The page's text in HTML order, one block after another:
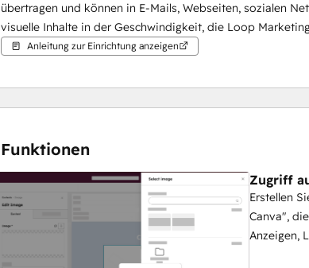
übertragen und können in E-Mails, Webseiten, sozialen
visuelle Inhalte in der Geschwindigkeit, die Loop
Anleitung zur Einrichtung anzeigen
Funktionen
Zugriff
Erstellen
Canva",
Anzeigen,